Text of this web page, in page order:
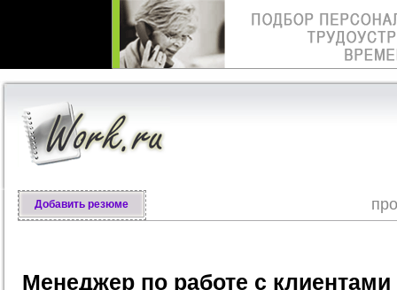
Добавить резюме
Менеджер по работе с клиентами